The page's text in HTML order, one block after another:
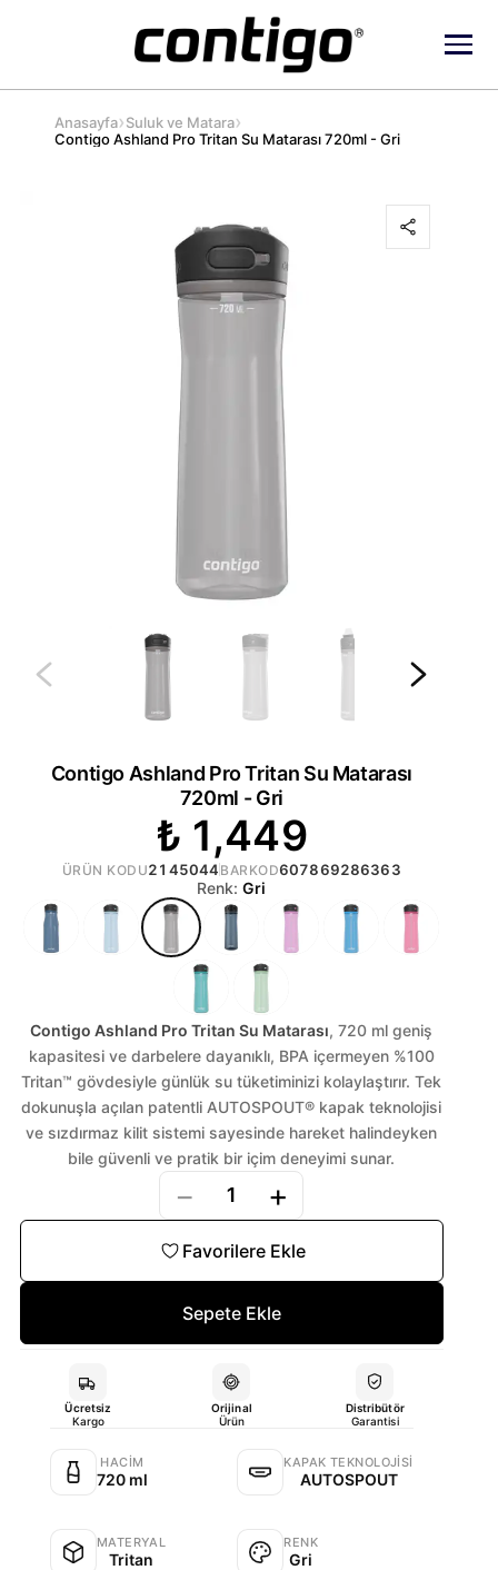
Anasayfa›Suluk ve Matara›
Contigo Ashland Pro Tritan Su Matarası 720ml - Gri
Contigo Ashland Pro Tritan Su Matarası
720ml - Gri
₺ 1,449
ÜRÜN KODU2145044 BARKOD607869286363
Renk:Gri
Contigo Ashland Pro Tritan Su Matarası, 720 ml geniş
kapasitesi ve darbelere dayanıklı, BPA içermeyen %100
Tritan™ gövdesiyle günlük su tüketiminizi kolaylaştırır. Tek
dokunuşla açılan patentli AUTOSPOUT® kapak teknolojisi
ve sızdırmaz kilit sistemi sayesinde hareket halindeyken
bile güvenli ve pratik bir içim deneyimi sunar.
− 1 +
Favorilere Ekle
Sepete Ekle
Ücretsiz
Kargo
Orijinal
Ürün
Distribütör
Garantisi
HACIM
720 ml
KAPAK TEKNOLOJISI
AUTOSPOUT
MATERYAL
Tritan
RENK
Gri